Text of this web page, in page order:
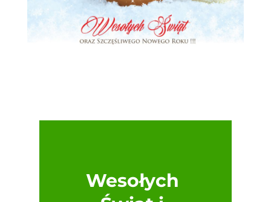
Wesołych